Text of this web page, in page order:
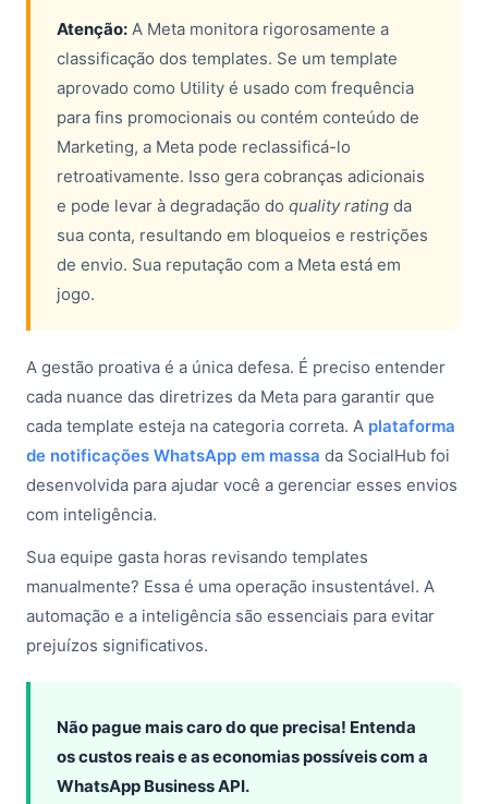
Atenção: A Meta monitora rigorosamente a
classificação dos templates. Se um template
aprovado como Utility é usado com frequência
para fins promocionais ou contém conteúdo de
Marketing, a Meta pode reclassificá-lo
retroativamente. Isso gera cobranças adicionais
e pode levar à degradação do quality rating da
sua conta, resultando em bloqueios e restrições
de envio. Sua reputação com a Meta está em
jogo.
A gestão proativa é a única defesa. É preciso entender
cada nuance das diretrizes da Meta para garantir que
cada template esteja na categoria correta. A plataforma
de notificações WhatsApp em massa da SocialHub foi
desenvolvida para ajudar você a gerenciar esses envios
com inteligência.
Sua equipe gasta horas revisando templates
manualmente? Essa é uma operação insustentável. A
automação e a inteligência são essenciais para evitar
prejuízos significativos.
Não pague mais caro do que precisa! Entenda
os custos reais e as economias possíveis com a
WhatsApp Business API.